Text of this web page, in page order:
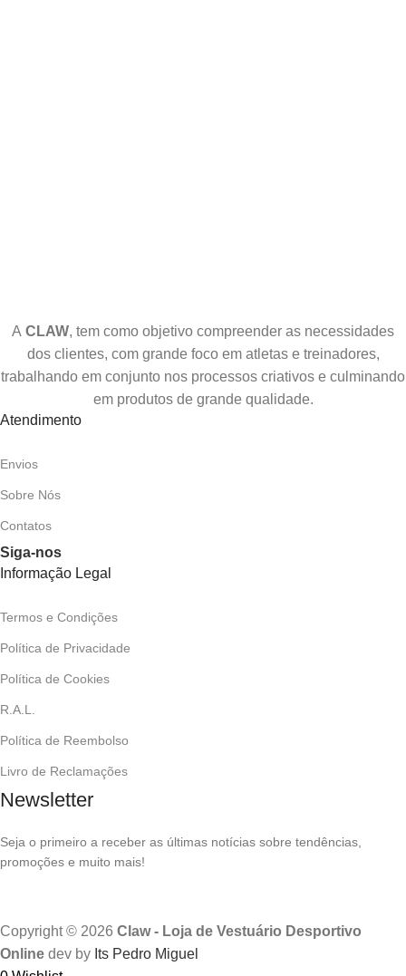
A CLAW, tem como objetivo compreender as necessidades
dos clientes, com grande foco em atletas e treinadores,
trabalhando em conjunto nos processos criativos e culminando
em produtos de grande qualidade.
Atendimento
Envios
Sobre Nós
Contatos
Siga-nos
Informação Legal
Termos e Condições
Política de Privacidade
Política de Cookies
R.A.L.
Política de Reembolso
Livro de Reclamações
Newsletter
Seja o primeiro a receber as últimas notícias sobre tendências,
promoções e muito mais!
Copyright © 2026 Claw - Loja de Vestuário Desportivo
Online dev by Its Pedro Miguel